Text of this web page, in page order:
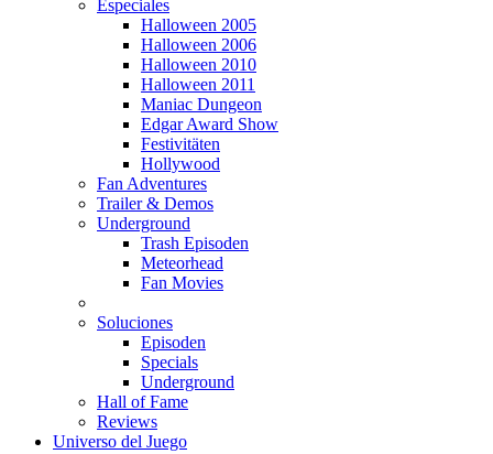
Especiales
Halloween 2005
Halloween 2006
Halloween 2010
Halloween 2011
Maniac Dungeon
Edgar Award Show
Festivitäten
Hollywood
Fan Adventures
Trailer & Demos
Underground
Trash Episoden
Meteorhead
Fan Movies
Soluciones
Episoden
Specials
Underground
Hall of Fame
Reviews
Universo del Juego